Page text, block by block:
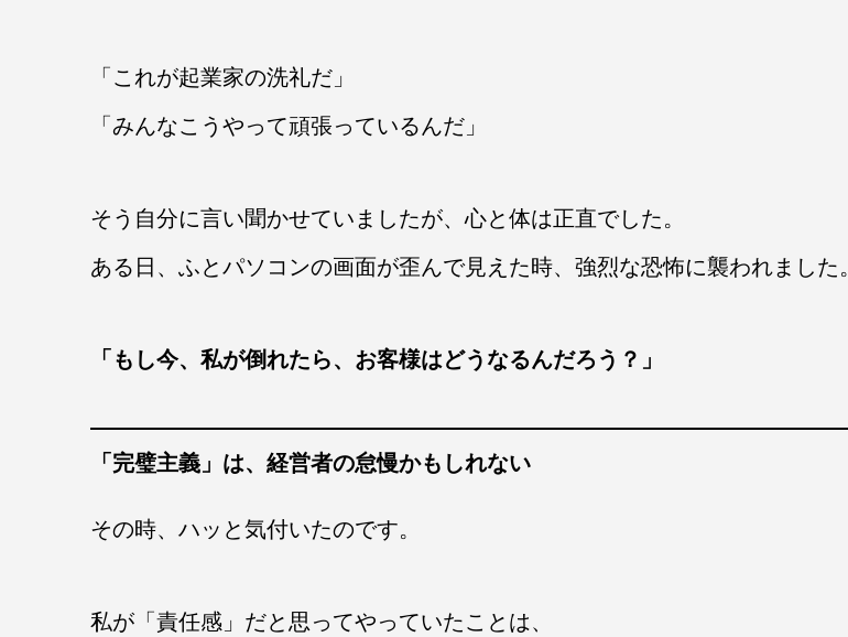
「これが起業家の洗礼だ」
「みんなこうやって頑張っているんだ」
そう自分に言い聞かせていましたが、心と体は正直でした。
ある日、ふとパソコンの画面が歪んで見えた時、強烈な恐怖に襲われました。
「もし今、私が倒れたら、お客様はどうなるんだろう？」
「完璧主義」は、経営者の怠慢かもしれない
その時、ハッと気付いたのです。
私が「責任感」だと思ってやっていたことは、